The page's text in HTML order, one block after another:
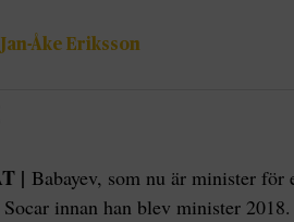
Jan-Åke Eriksson
| Babayev, som nu är minister
Socar innan han blev minister